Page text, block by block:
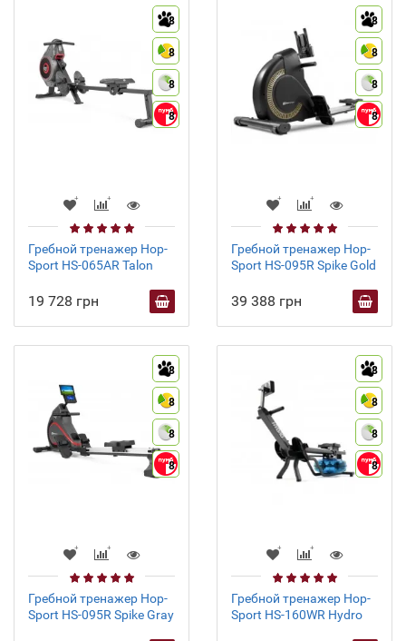
8
8
8
8
Гребной тренажер Hop-
Sport HS-065AR Talon
19 728 грн
8
8
8
8
Гребной тренажер Hop-
Sport HS-095R Spike Gold
39 388 грн
8
8
8
8
Гребной тренажер Hop-
Sport HS-095R Spike Gray
8
8
8
8
Гребной тренажер Hop-
Sport HS-160WR Hydro